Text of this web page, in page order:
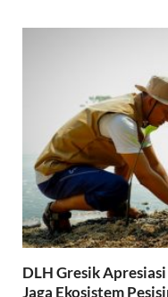
DLH Gresik
Jaga Ekosistem